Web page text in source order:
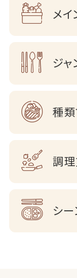
メ
ジ
種
調
シ